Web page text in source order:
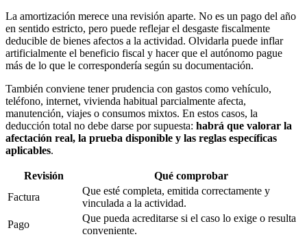
La amortización merece una revisión aparte. No es un pago del año
en sentido estricto, pero puede reflejar el desgaste fiscalmente
deducible de bienes afectos a la actividad. Olvidarla puede inflar
artificialmente el beneficio fiscal y hacer que el autónomo pague
más de lo que le correspondería según su documentación.
También conviene tener prudencia con gastos como vehículo,
teléfono, internet, vivienda habitual parcialmente afecta,
manutención, viajes o consumos mixtos. En estos casos, la
deducción total no debe darse por supuesta: habrá que valorar la
afectación real, la prueba disponible y las reglas específicas
aplicables.
Revisión
Qué comprobar
Factura
Que esté completa, emitida correctamente y
vinculada a la actividad.
Pago
Que pueda acreditarse si el caso lo exige o resulta
conveniente.